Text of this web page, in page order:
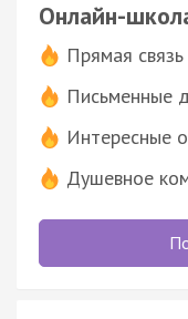
Онлайн-
Прямая
Письменные
Интересные
Душевное